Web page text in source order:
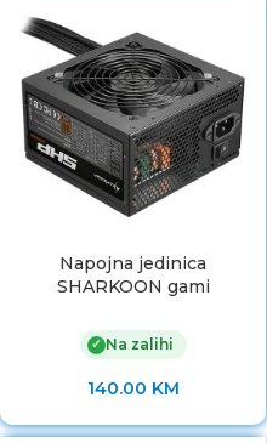
Napojna jedinica
SHARKOON gami
✓ Na zalihi
140.00 KM